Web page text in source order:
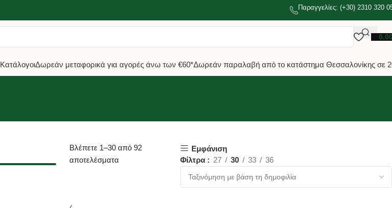
Παραγγελίες: (+30) 2310 320
ΚατάλογοιΔωρεάν μεταφορικά για αγορές άνω των €60*Δωρεάν παραλαβή από το κατάστημα Θεσσαλονίκης σε
Βλέπετε 1–30 από 92
αποτελέσματα
Εμφάνιση
Φίλτρα
27 30 33 36